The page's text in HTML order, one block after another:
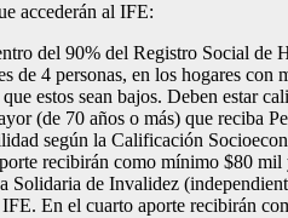
accederán al IFE:
del 90% del Registro Social
de 4 personas, en los hogares
estos sean bajos. Deben
(de 70 años o más) que reciba
según la Calificación
recibirán como mínimo $80
Solidaria de Invalidez
En el cuarto aporte recibirán